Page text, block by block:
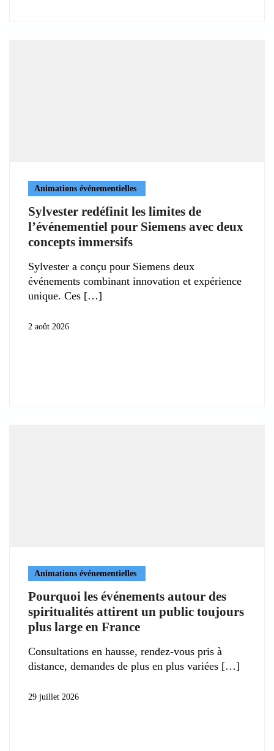
Animations événementielles
Sylvester redéfinit les limites de
l’événementiel pour Siemens avec deux
concepts immersifs
Sylvester a conçu pour Siemens deux
événements combinant innovation et expérience
unique. Ces
2 août 2026
Animations événementielles
Pourquoi les événements autour des
spiritualités attirent un public toujours
plus large en France
Consultations en hausse, rendez-vous pris à
distance, demandes de plus en plus variées
29 juillet 2026